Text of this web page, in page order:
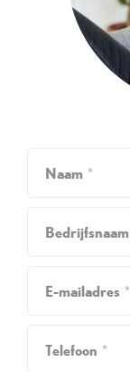
Naam *
Bedrijfsnaam
E-mailadres *
Telefoon *